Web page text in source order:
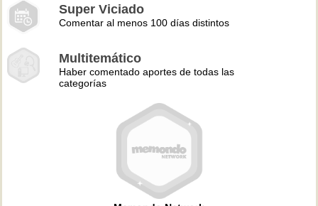
Super Viciado
Comentar al menos 100 días distintos
Multitemático
Haber comentado aportes de todas las
categorías